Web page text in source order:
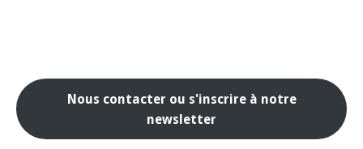
Nous contacter ou s'inscrire à notre
newsletter